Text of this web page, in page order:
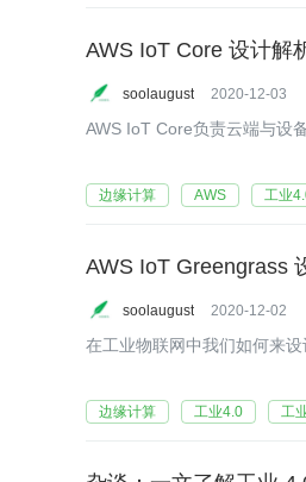
AWS IoT Core 设计解
soolaugust 2020-12-03
AWS IoT Core负责云端与设
边缘计算 AWS 工业
AWS IoT Greengrass
soolaugust 2020-12-02
在工业物联网中我们如何来
边缘计算 工业4.0 工